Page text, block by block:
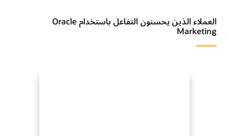
العملاء الذين يحسنون التفاعل باستخدام Oracle
Marketing